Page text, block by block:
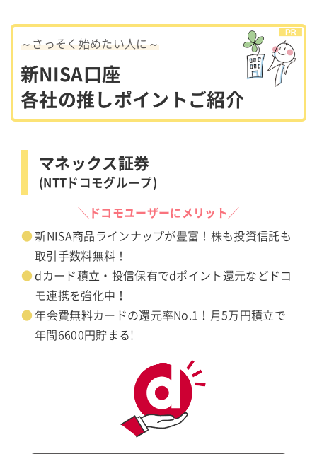
～さっそく始めたい人に～
新NISA口座
各社の推しポイントご紹介
マネックス証券
(NTTドコモグループ)
＼ドコモユーザーにメリット／
新NISA商品ラインナップが豊富！株も投資信託も
取引手数料無料！
dカード積立・投信保有でdポイント還元などドコ
モ連携を強化中！
年会費無料カードの還元率No.1！月5万円積立で
年間6600円貯まる!